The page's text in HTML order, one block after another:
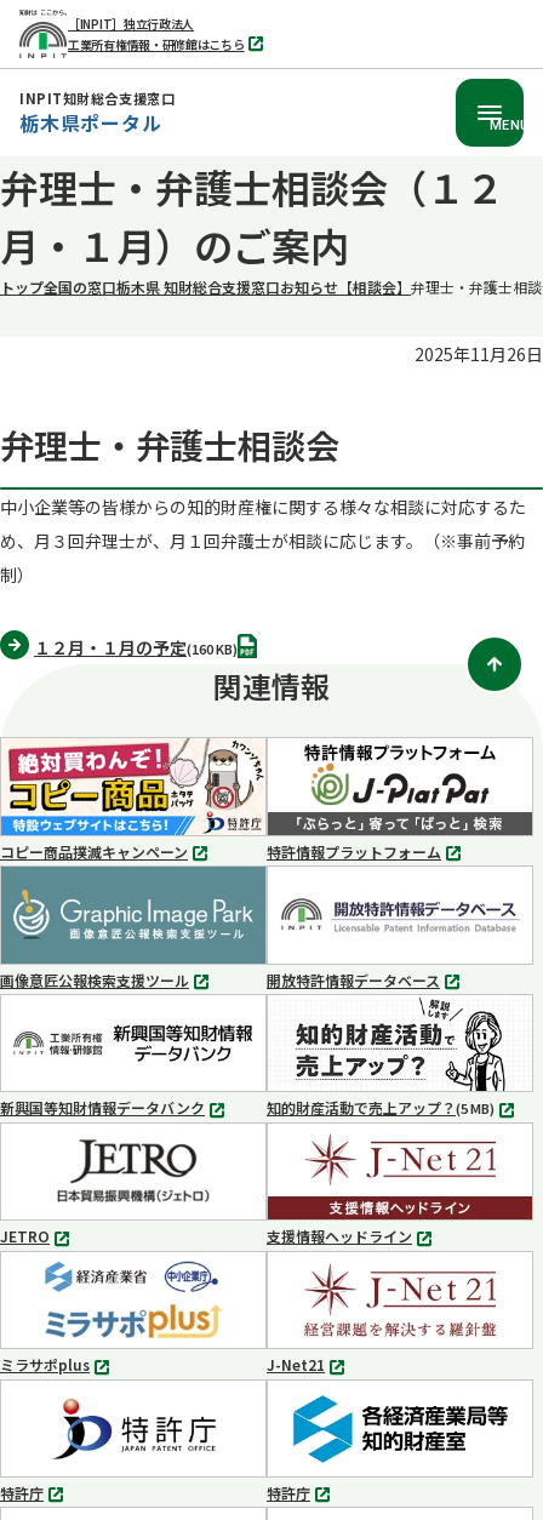
本
文
へ
移
［INPIT］独立行政法人
工業所有権情報・研修館はこちら
別
タ
INPIT知財総合支援窓口
栃木県ポータル MENU
弁理士・弁護士相談会（１２
月・１月）のご案内
トップ全国の窓口栃木県 知財総合支援窓口お知らせ 【相談会】 弁理士・弁護士相
2025年11月26日
弁理士・弁護士相談会
中小企業等の皆様からの知的財産権に関する様々な相談に対応するた
め、月３回弁理士が、月１回弁護士が相談に応じます。（※事前予約
制）
１２月・１月の予定(160 KB)PDF
関連情報
コピー商品撲滅キャンペーン
別
で
開
く
特許情報プラットフォーム
別
ブ
で
く
画像意匠公報検索支援ツール
別
ブ
で
く
開放特許情報データベース
別
タ
ブ
で
開
く
新興国等知財情報データバンク
別
開
く
知的財産活動で売上アップ？(5 MB) MP4
JETRO
別
タ
ブ
で
開
く
支援情報ヘッドライン
別
タ
ブ
で
開
く
ミラサポplus
別
ブ
で
開
く
J-Net21
別
タ
ブ
で
開
く
特許庁
別
特許庁
別